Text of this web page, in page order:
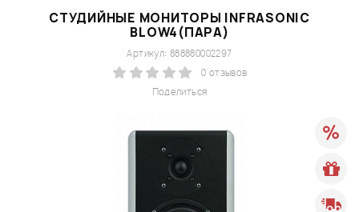
СТУДИЙНЫЕ МОНИТОРЫ INFRASONIC
BLOW4(ПАРА)
Поделиться
Артикул: 888880002297
0 отзывов